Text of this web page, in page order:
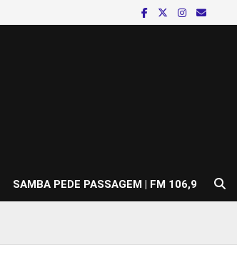
SAMBA PEDE PASSAGEM | FM 106,9